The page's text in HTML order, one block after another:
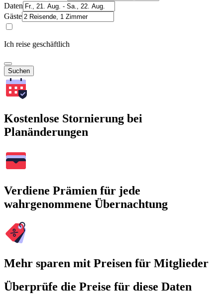
Daten
Gäste
Ich reise geschäftlich
Suchen
Kostenlose Stornierung bei
Planänderungen
Verdiene Prämien für jede
wahrgenommene Übernachtung
Mehr sparen mit Preisen für Mitglieder
Überprüfe die Preise für diese Daten